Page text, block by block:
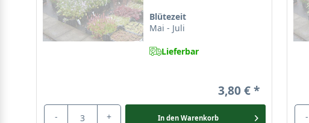
Blütezeit
Mai - Juli
Lieferbar
3,80 €
- + In den Warenkorb -